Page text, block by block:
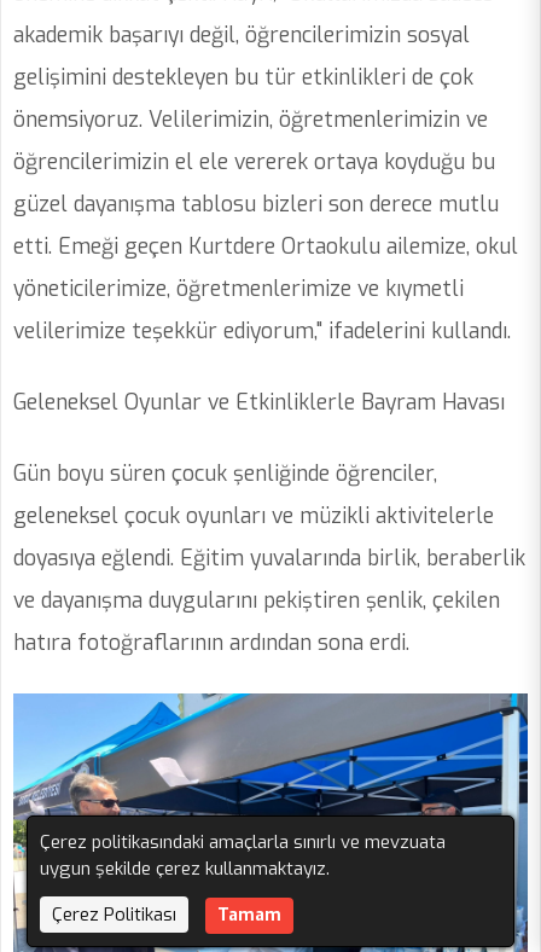
akademik başarıyı değil, öğrencilerimizin sosyal
gelişimini destekleyen bu tür etkinlikleri de çok
önemsiyoruz. Velilerimizin, öğretmenlerimizin ve
öğrencilerimizin el ele vererek ortaya koyduğu bu
güzel dayanışma tablosu bizleri son derece mutlu
etti. Emeği geçen Kurtdere Ortaokulu ailemize, okul
yöneticilerimize, öğretmenlerimize ve kıymetli
velilerimize teşekkür ediyorum," ifadelerini kullandı.
Geleneksel Oyunlar ve Etkinliklerle Bayram Havası
Gün boyu süren çocuk şenliğinde öğrenciler,
geleneksel çocuk oyunları ve müzikli aktivitelerle
doyasıya eğlendi. Eğitim yuvalarında birlik, beraberlik
ve dayanışma duygularını pekiştiren şenlik, çekilen
hatıra fotoğraflarının ardından sona erdi.
Çerez politikasındaki amaçlarla sınırlı ve mevzuata
uygun şekilde çerez kullanmaktayız.
Çerez Politikası
Tamam